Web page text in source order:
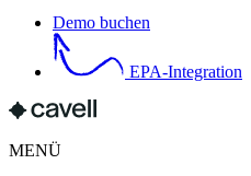
Demo buchen
EPA-Integration
MENÜ